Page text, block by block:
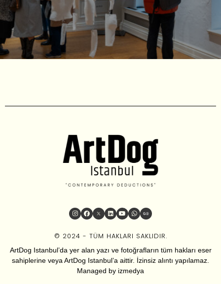
© 2024 - TÜM HAKLARI SAKLIDIR.
ArtDog Istanbul’da yer alan yazı ve fotoğrafların tüm hakları eser
sahiplerine veya ArtDog Istanbul’a aittir. İzinsiz alıntı yapılamaz.
Managed by izmedya